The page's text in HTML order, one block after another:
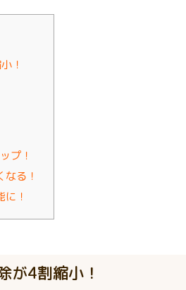
！
プ！
る！
！
が4割縮小！